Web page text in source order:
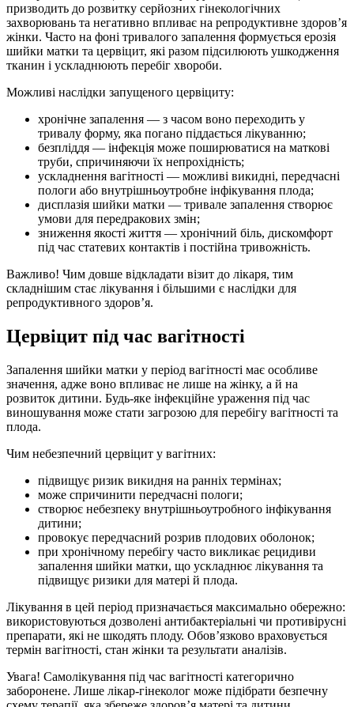
призводить до розвитку серйозних гінекологічних
захворювань та негативно впливає на репродуктивне здоров’я
жінки. Часто на фоні тривалого запалення формується ерозія
шийки матки та цервіцит, які разом підсилюють ушкодження
тканин і ускладнюють перебіг хвороби.
Можливі наслідки запущеного цервіциту:
хронічне запалення — з часом воно переходить у
тривалу форму, яка погано піддається лікуванню;
безпліддя — інфекція може поширюватися на маткові
труби, спричиняючи їх непрохідність;
ускладнення вагітності — можливі викидні, передчасні
пологи або внутрішньоутробне інфікування плода;
дисплазія шийки матки — тривале запалення створює
умови для передракових змін;
зниження якості життя — хронічний біль, дискомфорт
під час статевих контактів і постійна тривожність.
Важливо! Чим довше відкладати візит до лікаря, тим
складнішим стає лікування і більшими є наслідки для
репродуктивного здоров’я.
Цервіцит під час вагітності
Запалення шийки матки у період вагітності має особливе
значення, адже воно впливає не лише на жінку, а й на
розвиток дитини. Будь-яке інфекційне ураження під час
виношування може стати загрозою для перебігу вагітності та
плода.
Чим небезпечний цервіцит у вагітних:
підвищує ризик викидня на ранніх термінах;
може спричинити передчасні пологи;
створює небезпеку внутрішньоутробного інфікування
дитини;
провокує передчасний розрив плодових оболонок;
при хронічному перебігу часто викликає рецидиви
запалення шийки матки, що ускладнює лікування та
підвищує ризики для матері й плода.
Лікування в цей період призначається максимально обережно:
використовуються дозволені антибактеріальні чи противірусні
препарати, які не шкодять плоду. Обов’язково враховується
термін вагітності, стан жінки та результати аналізів.
Увага! Самолікування під час вагітності категорично
заборонене. Лише лікар-гінеколог може підібрати безпечну